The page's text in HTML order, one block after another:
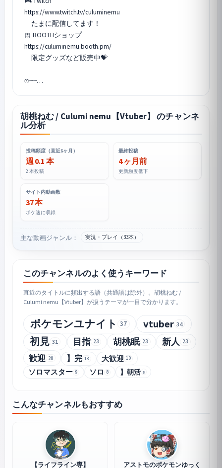
https://www.twitch.tv/culuminemu
たまに配信してます！
🎀 BOOTHショップ
https://culuminemu.booth.pm/
限定グッズなど販売中💝
ෆ‪┈┈…
胡桃ねむ / Culumi nemu【Vtuber】 のチャンネ
ル分析
投稿頻度（直近6ヶ月）
週 0.1 本
2 本投稿
最終投稿
4 ヶ月前
更新頻度低下
サイト内動画数
37 本
ポケ速に収録
主な動画ジャンル： 実況・プレイ（33本）
このチャンネルのよく使うキーワード
直近のタイトルに頻出する語（共通語は除外）。胡桃ねむ /
Culumi nemu【Vtuber】が扱うテーマが一目で分かります。
ポケモンユナイト 37 vtuber 34
初見 31 目指 23 胡桃眠 23 新人 23
歓迎 20 】完 13 大歓迎 10
ソロマスター 9 ソロ 8 】朝活 5
こんなチャンネルもおすすめ
【ライフライン専】 アストモのポケモンゆっく